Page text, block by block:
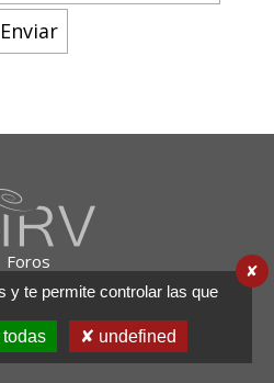
y te permite controlar las que
✘
✘ undefined
Foros
Enlaces
legales